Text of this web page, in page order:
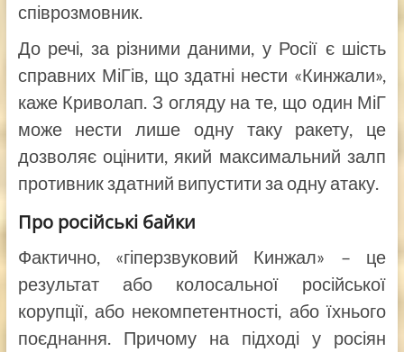
співрозмовник.
До речі, за різними даними, у Росії є шість
справних МіГів, що здатні нести «Кинжали»,
каже Криволап. З огляду на те, що один МіГ
може нести лише одну таку ракету, це
дозволяє оцінити, який максимальний залп
противник здатний випустити за одну атаку.
Про російські байки
Фактично, «гіперзвуковий Кинжал» – це
результат або колосальної російської
корупції, або некомпетентності, або їхнього
поєднання. Причому на підході у росіян